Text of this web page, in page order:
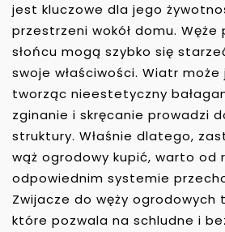
jest kluczowe dla jego
przestrzeni wokół domu.
słońcu mogą szybko się
swoje właściwości. Wiatr
tworząc nieestetyczny
zginanie i skręcanie prowadzi
struktury. Właśnie dlatego,
wąż ogrodowy kupić, warto od
odpowiednim systemie
Zwijacze do węży ogrodowych
które pozwala na schludne i